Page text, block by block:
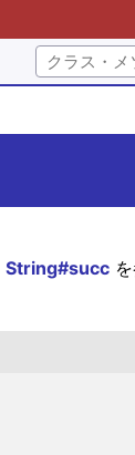
String#succを